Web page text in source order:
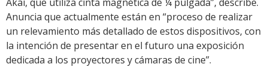
Anuncia que actualmente están en “proceso de realizar
un relevamiento más detallado de estos dispositivos, con
la intención de presentar en el futuro una exposición
dedicada a los proyectores y cámaras de cine”.